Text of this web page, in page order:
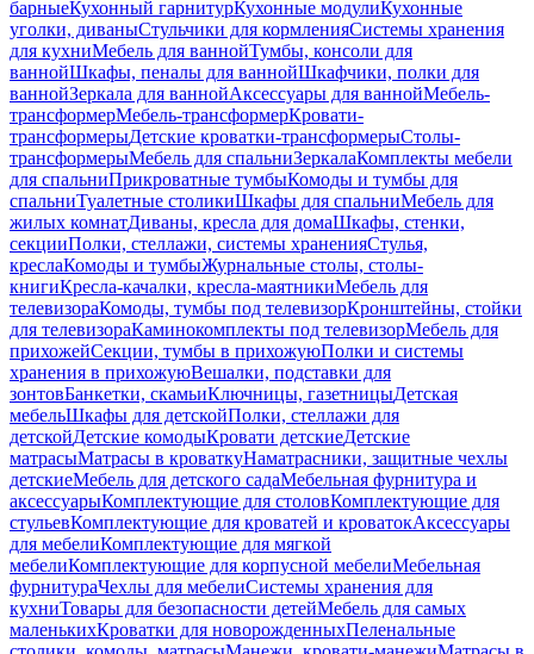
барныеКухонный гарнитурКухонные модулиКухонные
уголки, диваныСтульчики для кормленияСистемы хранения
для кухниМебель для ваннойТумбы, консоли для
ваннойШкафы, пеналы для ваннойШкафчики, полки для
ваннойЗеркала для ваннойАксессуары для ваннойМебель-
трансформерМебель-трансформерКровати-
трансформерыДетские кроватки-трансформерыСтолы-
трансформерыМебель для спальниЗеркалаКомплекты мебели
для спальниПрикроватные тумбыКомоды и тумбы для
спальниТуалетные столикиШкафы для спальниМебель для
жилых комнатДиваны, кресла для домаШкафы, стенки,
секцииПолки, стеллажи, системы храненияСтулья,
креслаКомоды и тумбыЖурнальные столы, столы-
книгиКресла-качалки, кресла-маятникиМебель для
телевизораКомоды, тумбы под телевизорКронштейны, стойки
для телевизораКаминокомплекты под телевизорМебель для
прихожейСекции, тумбы в прихожуюПолки и системы
хранения в прихожуюВешалки, подставки для
зонтовБанкетки, скамьиКлючницы, газетницыДетская
мебельШкафы для детскойПолки, стеллажи для
детскойДетские комодыКровати детскиеДетские
матрасыМатрасы в кроваткуНаматрасники, защитные чехлы
детскиеМебель для детского садаМебельная фурнитура и
аксессуарыКомплектующие для столовКомплектующие для
стульевКомплектующие для кроватей и кроватокАксессуары
для мебелиКомплектующие для мягкой
мебелиКомплектующие для корпусной мебелиМебельная
фурнитураЧехлы для мебелиСистемы хранения для
кухниТовары для безопасности детейМебель для самых
маленькихКроватки для новорожденныхПеленальные